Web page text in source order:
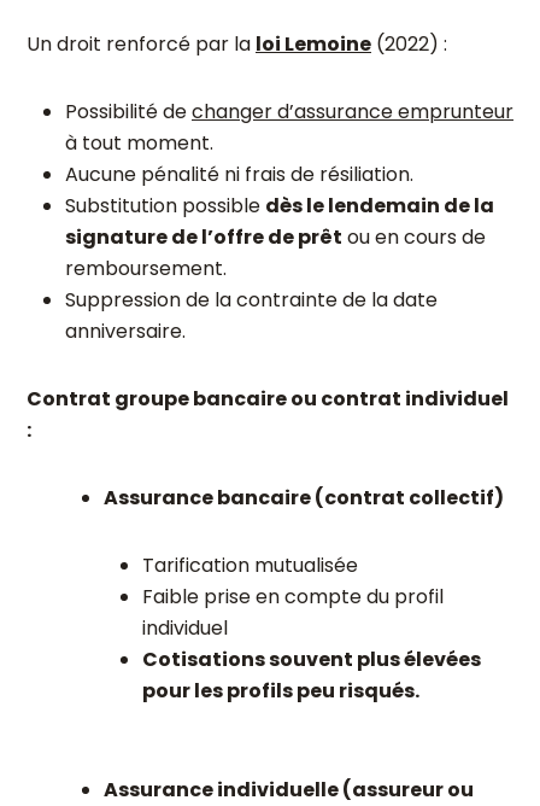
Un droit renforcé par la loi Lemoine (2022) :
Possibilité dechanger d’assurance emprunteur
à tout moment.
Aucune pénalité ni frais de résiliation.
Substitution possible dès le lendemain de la
signature de l’offre de prêt ou en cours de
remboursement.
Suppression de la contrainte de la date
anniversaire.
Contrat groupe bancaire ou contrat individuel
:
Assurance bancaire (contrat collectif)
Tarification mutualisée
Faible prise en compte du profil
individuel
Cotisations souvent plus élevées
pour les profils peu risqués.
Assurance individuelle (assureur ou